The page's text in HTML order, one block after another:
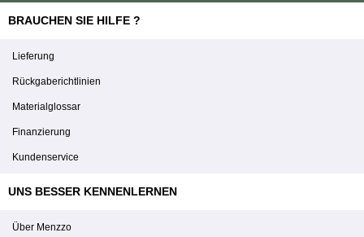
BRAUCHEN SIE HILFE ?
Lieferung
Rückgaberichtlinien
Materialglossar
Finanzierung
Kundenservice
UNS BESSER KENNENLERNEN
Über Menzzo